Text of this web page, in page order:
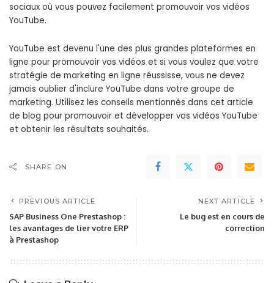
sociaux où vous pouvez facilement promouvoir vos vidéos
YouTube.
YouTube est devenu l'une des plus grandes plateformes en
ligne pour promouvoir vos vidéos et si vous voulez que votre
stratégie de marketing en ligne réussisse, vous ne devez
jamais oublier d'inclure YouTube dans votre groupe de
marketing. Utilisez les conseils mentionnés dans cet article
de blog pour promouvoir et développer vos vidéos YouTube
et obtenir les résultats souhaités.
SHARE ON
PREVIOUS ARTICLE
SAP Business One Prestashop :
les avantages de lier votre ERP
à Prestashop
NEXT ARTICLE
Le bug est en cours de
correction